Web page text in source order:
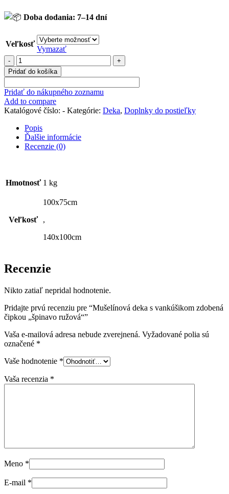
Doba dodania: 7–14 dní
Veľkosť
Vymazať
množstvo
Mušelínová
deka
s
vankúšikom
zdobená
čipkou
"špinavo
ružová"
Pridať do košíka
Pridať do nákupného zoznamu
Add to compare
Katalógové číslo: - Kategórie: Deka, Doplnky do postieľky
Popis
Ďalšie informácie
Recenzie (0)
Hmotnosť 1 kg
Veľkosť
100x75cm
,
140x100cm
Recenzie
Nikto zatiaľ nepridal hodnotenie.
Pridajte prvú recenziu pre “Mušelínová deka s vankúšikom zdobená
čipkou „špinavo ružová“”
Vaša e-mailová adresa nebude zverejnená. Vyžadované polia sú
označené *
Vaše hodnotenie *
Vaša recenzia *
Meno *
E-mail *